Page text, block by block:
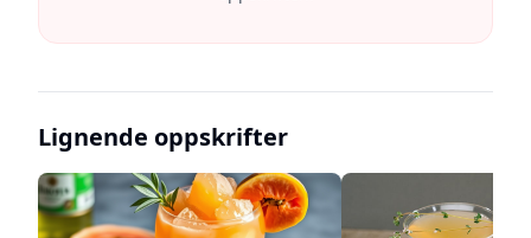
Lignende oppskrifter